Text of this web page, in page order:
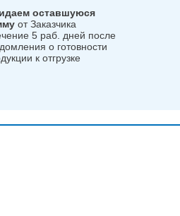
оставшуюся
от Заказчика
5 раб. дней после
о готовности
к отгрузке